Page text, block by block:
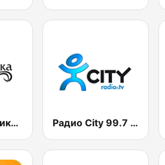
Радио Вероника 96.7 (Radio Veronika) Радио City 99.7 FM